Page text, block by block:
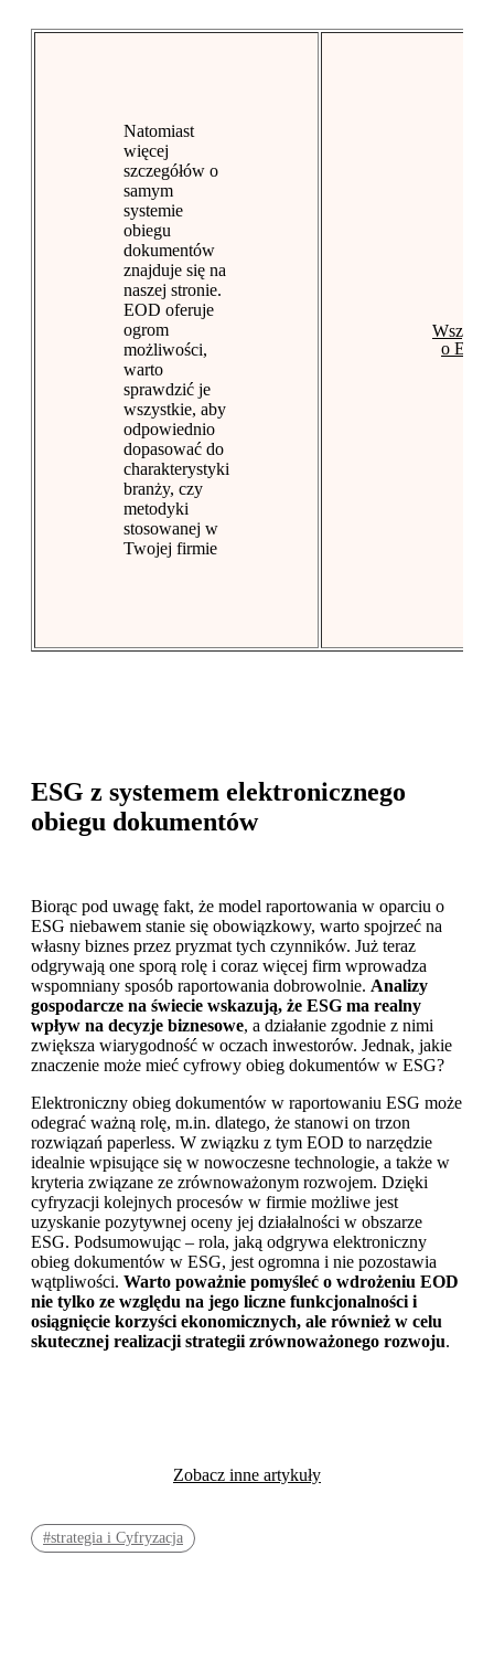
Natomiast
więcej
szczegółów o
samym
systemie
obiegu
dokumentów
znajduje się na
naszej stronie.
EOD oferuje
ogrom
możliwości,
warto
sprawdzić je
wszystkie, aby
odpowiednio
dopasować do
charakterystyki
branży, czy
metodyki
stosowanej w
Twojej firmie
o EOD
ESG z systemem elektronicznego
obiegu dokumentów
Biorąc pod uwagę fakt, że model raportowania w oparciu o
ESG niebawem stanie się obowiązkowy, warto spojrzeć na
własny biznes przez pryzmat tych czynników. Już teraz
odgrywają one sporą rolę i coraz więcej firm wprowadza
wspomniany sposób raportowania dobrowolnie. Analizy
gospodarcze na świecie wskazują, że ESG ma realny
wpływ na decyzje biznesowe, a działanie zgodnie z nimi
zwiększa wiarygodność w oczach inwestorów. Jednak, jakie
znaczenie może mieć cyfrowy obieg dokumentów w ESG?
Elektroniczny obieg dokumentów w raportowaniu ESG może
odegrać ważną rolę, m.in. dlatego, że stanowi on trzon
rozwiązań paperless. W związku z tym EOD to narzędzie
idealnie wpisujące się w nowoczesne technologie, a także w
kryteria związane ze zrównoważonym rozwojem. Dzięki
cyfryzacji kolejnych procesów w firmie możliwe jest
uzyskanie pozytywnej oceny jej działalności w obszarze
ESG. Podsumowując – rola, jaką odgrywa elektroniczny
obieg dokumentów w ESG, jest ogromna i nie pozostawia
wątpliwości. Warto poważnie pomyśleć o wdrożeniu EOD
nie tylko ze względu na jego liczne funkcjonalności i
osiągnięcie korzyści ekonomicznych, ale również w celu
skutecznej realizacji strategii zrównoważonego rozwoju.
Zobacz inne artykuły
#strategia i Cyfryzacja